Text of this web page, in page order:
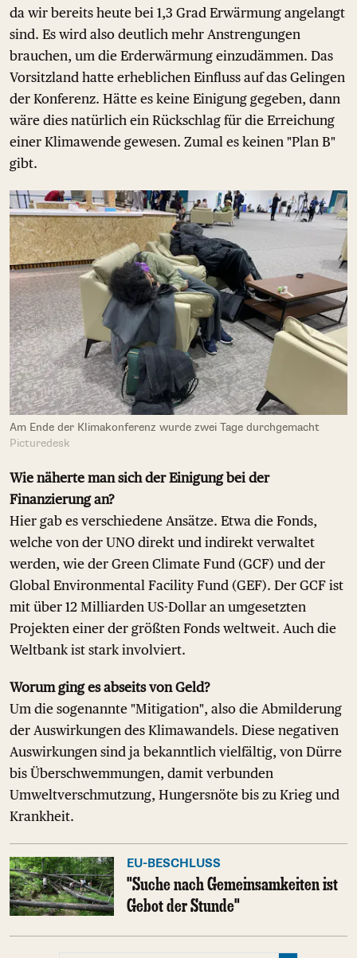
da wir bereits heute bei 1,3 Grad Erwärmung angelangt
sind. Es wird also deutlich mehr Anstrengungen
brauchen, um die Erderwärmung einzudämmen. Das
Vorsitzland hatte erheblichen Einfluss auf das Gelingen
der Konferenz. Hätte es keine Einigung gegeben, dann
wäre dies natürlich ein Rückschlag für die Erreichung
einer Klimawende gewesen. Zumal es keinen "Plan B"
gibt.
Am Ende der Klimakonferenz wurde zwei Tage durchgemacht
Picturedesk
Wie näherte man sich der Einigung bei der
Finanzierung an?
Hier gab es verschiedene Ansätze. Etwa die Fonds,
welche von der UNO direkt und indirekt verwaltet
werden, wie der Green Climate Fund (GCF) und der
Global Environmental Facility Fund (GEF). Der GCF ist
mit über 12 Milliarden US-Dollar an umgesetzten
Projekten einer der größten Fonds weltweit. Auch die
Weltbank ist stark involviert.
Worum ging es abseits von Geld?
Um die sogenannte "Mitigation", also die Abmilderung
der Auswirkungen des Klimawandels. Diese negativen
Auswirkungen sind ja bekanntlich vielfältig, von Dürre
bis Überschwemmungen, damit verbunden
Umweltverschmutzung, Hungersnöte bis zu Krieg und
Krankheit.
EU-BESCHLUSS
"Suche nach Gemeinsamkeiten ist
Gebot der Stunde"